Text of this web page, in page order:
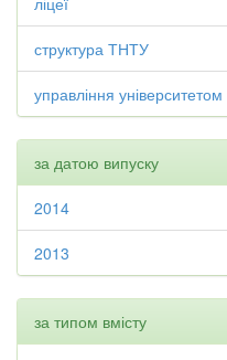
структура ТНТУ
управління університетом
за датою випуску
2014
2013
за типом вмісту